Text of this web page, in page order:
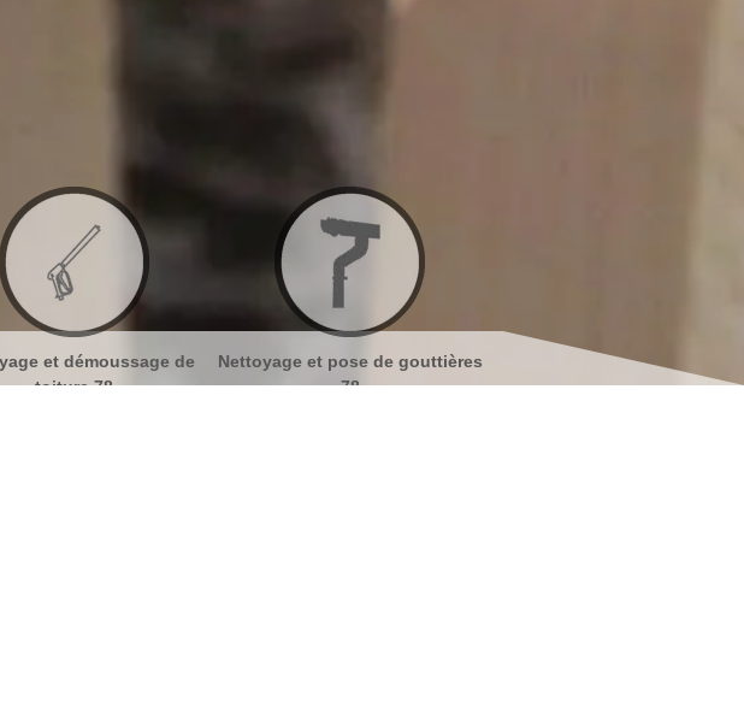
Nettoyage et pose de gouttières
78
Nettoyage et ravalement de
façades 78
Peinture sur